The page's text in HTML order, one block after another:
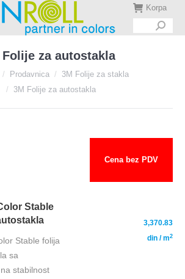
Korpa
Search:
Folije za autostakla
Prodavnica
3M Folije za stakla
3M Folije za autostakla
Cena bez PDV
Stable
Stable folija
sa
stabilnost
3,370.83
din / m2